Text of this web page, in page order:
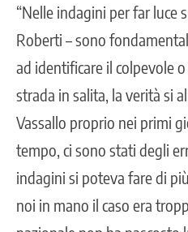
“Nelle indagini per far luce
Roberti – sono
ad identificare il colpevole
strada in salita, la verità si
Vassallo proprio nei primi
tempo, ci sono stati degli
indagini si poteva fare di
noi in mano il caso era